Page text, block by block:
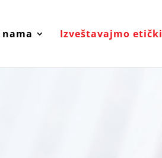
nama Izveštavajmo etički